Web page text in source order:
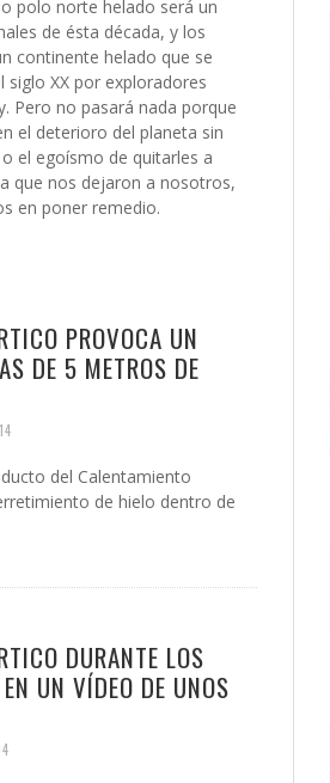
polo norte helado será un
de ésta década, y los
continente helado que se
XX por exploradores
Pero no pasará nada porque
el deterioro del planeta sin
el egoísmo de quitarles a
que nos dejaron a nosotros,
en poner remedio.
PROVOCA UN
DE 5 METROS DE
del Calentamiento
de hielo dentro de
DURANTE LOS
UN VÍDEO DE UNOS